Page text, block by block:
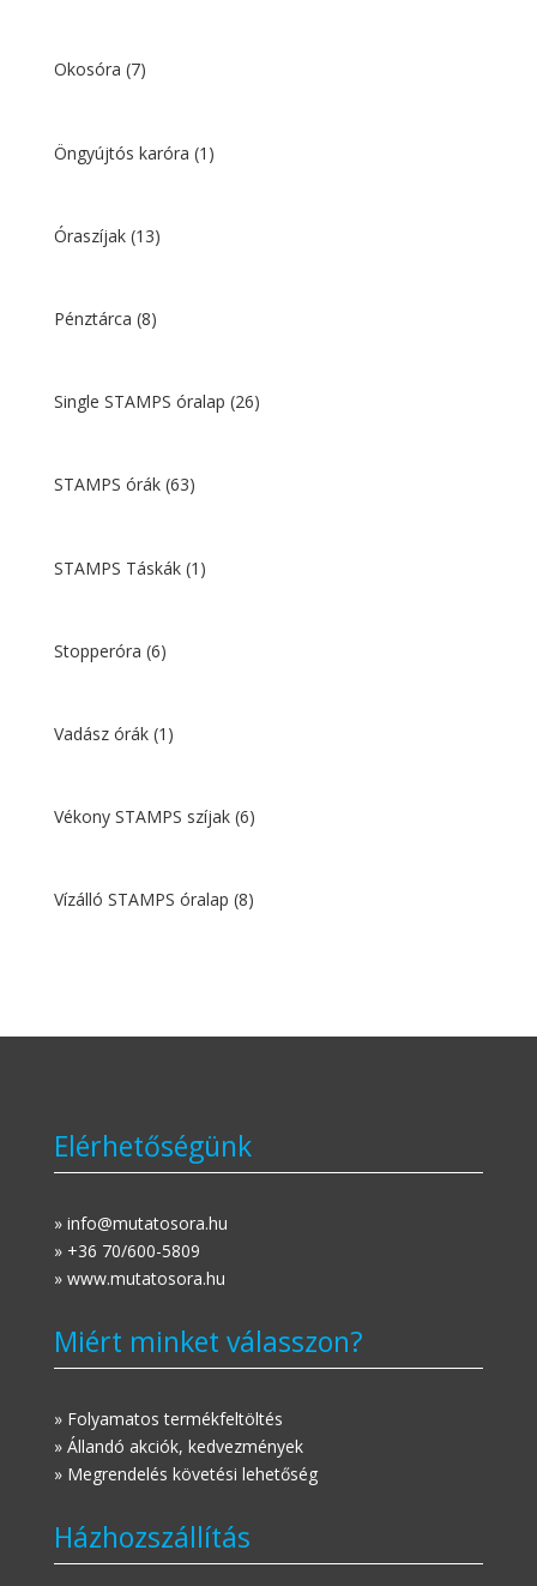
Okosóra (7)
Öngyújtós karóra (1)
Óraszíjak (13)
Pénztárca (8)
Single STAMPS óralap (26)
STAMPS órák (63)
STAMPS Táskák (1)
Stopperóra (6)
Vadász órák (1)
Vékony STAMPS szíjak (6)
Vízálló STAMPS óralap (8)
Elérhetőségünk
» info@mutatosora.hu
» +36 70/600-5809
» www.mutatosora.hu
Miért minket válasszon?
» Folyamatos termékfeltöltés
» Állandó akciók, kedvezmények
» Megrendelés követési lehetőség
Házhozszállítás